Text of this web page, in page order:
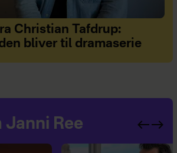
Christian Tafdrup:
bliver til dramaserie
Janni Ree